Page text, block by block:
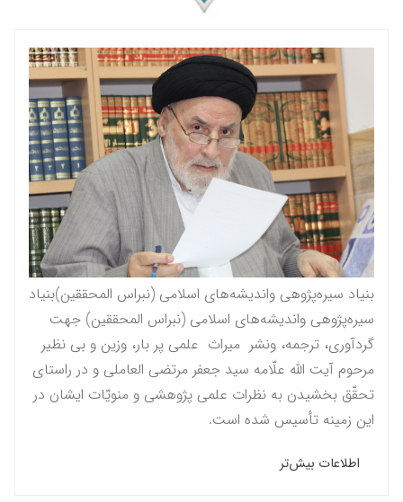
بنیاد سیره‌پژوهی واندیشه‌های اسلامی (نبراس المحققين)بنیاد
سیره‌پژوهی واندیشه‌های اسلامی (نبراس المحققين) جهت
گردآوری، ترجمه، ونشر میراث علمی پر بار، وزین و بی نظیر
مرحوم آيت الله علّامه سيد جعفر مرتضى العاملى و در راستاى
تحقّق بخشيدن به نظرات علمى پژوهشى و منویّات ايشان در
این زمینه تأسیس شده است.
اطلاعات بیش‌تر